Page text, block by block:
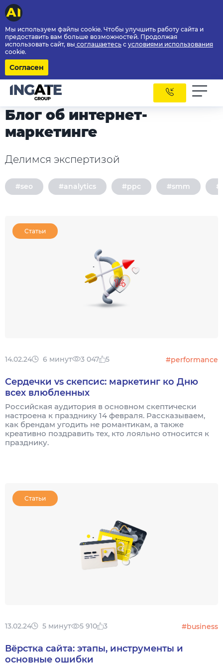
Мы используем файлы cookie. Чтобы улучшить работу сайта и
предоставить вам больше возможностей. Продолжая
использовать сайт, вы соглашаетесь с условиями использования
cookie.
Согласен
Блог об интернет-
маркетинге
Делимся экспертизой
#seo #analytics #ppc #smm
Статьи
14.02.24 6 минут 3 047 5 #performance
Сердечки vs скепсис: маркетинг ко Дню
всех влюбленных
Российская аудитория в основном скептически
настроена к празднику 14 февраля. Рассказываем,
как брендам угодить не романтикам, а также
креативно поздравить тех, кто лояльно относится к
празднику.
Статьи
13.02.24 5 минут 5 910 3 #business
Вёрстка сайта: этапы, инструменты и
основные ошибки